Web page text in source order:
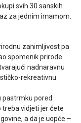
svih 30 sanskih
za jednim imamom.
zanimljivost pa
spomenik prirode.
nadnaravnu
rekreativnu
pastrmku pored
treba vidjeti jer ćete
a da je uopće –